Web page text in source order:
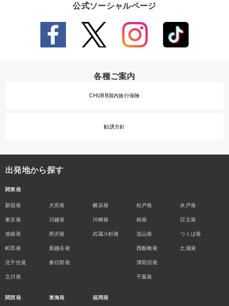
公式ソーシャルページ
各種ご案内
CHUBB国内旅行保険
勧誘方針
出発地から探す
関東発
新宿発
東京発
池袋発
町田発
北千住発
立川発
大宮発
川越発
所沢発
新越谷発
春日部発
横浜発
川崎発
武蔵小杉発
松戸発
柏発
流山発
西船橋発
津田沼発
千葉発
水戸発
日立発
つくば発
土浦発
関西発 東海発 福岡発